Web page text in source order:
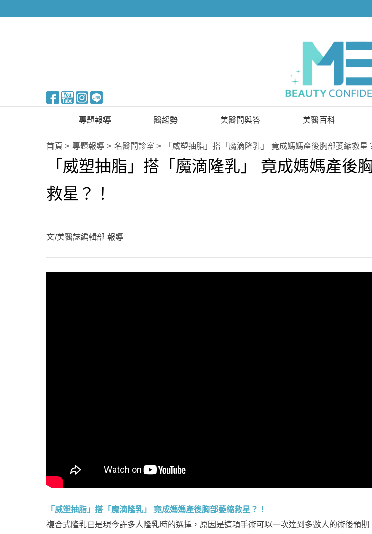
專題報導
新知快訊
醫美整形
保健醫療
名醫問診室
醫趨勢
美醫FUN知識
國際新知
美醫問與答
已解決問題
待解決問題
美醫百科
首頁 專題報導 名醫問診室 「威塑抽脂」搭「魔滴隆乳」 竟成媽媽產後胸部萎縮救星
「威塑抽脂」搭「魔滴隆乳」 竟成媽媽產後
救星？！
文/美醫誌編輯部 報導
「威塑抽脂」搭「魔滴隆乳」 竟成媽媽產後胸部萎縮救星？！
複合式隆乳已是現今許多人隆乳時的選擇，原因是這項手術可以一次達到多數人的術後預期